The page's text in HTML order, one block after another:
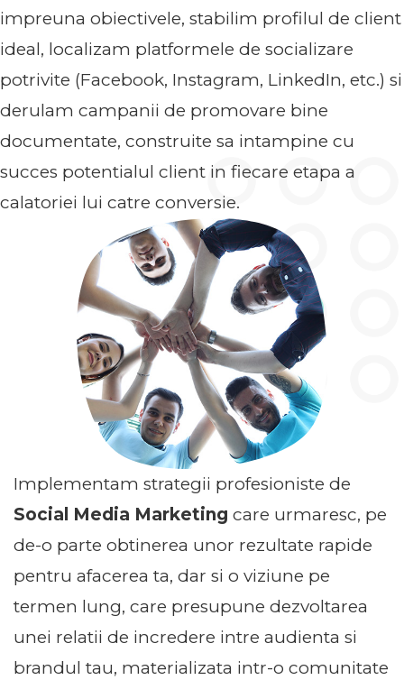
impreuna obiectivele, stabilim profilul de client
ideal, localizam platformele de socializare
potrivite (Facebook, Instagram, LinkedIn, etc.) si
derulam campanii de promovare bine
documentate, construite sa intampine cu
succes potentialul client in fiecare etapa a
calatoriei lui catre conversie.
Implementam strategii profesioniste de
Social Media Marketing care urmaresc, pe
de-o parte obtinerea unor rezultate rapide
pentru afacerea ta, dar si o viziune pe
termen lung, care presupune dezvoltarea
unei relatii de incredere intre audienta si
brandul tau, materializata intr-o comunitate